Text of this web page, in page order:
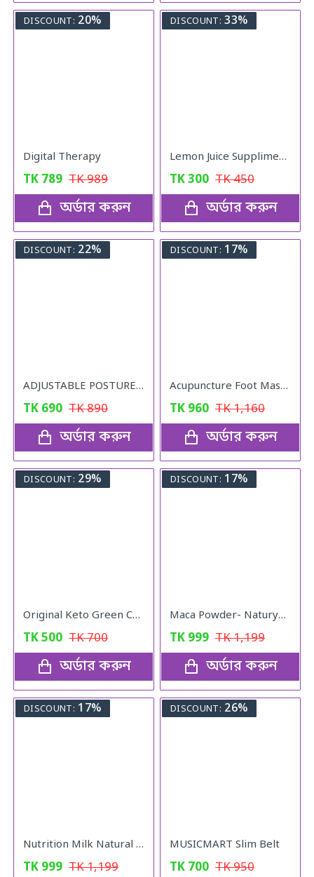
DISCOUNT: 20%
Digital Therapy
TK 789 TK989
অর্ডার করুন
DISCOUNT: 33%
Lemon Juice Suppliment Weight Loss Lemon Juice 120g
TK300 TK450
অর্ডার করুন
DISCOUNT: 22%
ADJUSTABLE POSTURE Back Support Belt (UNISEX)
TK 690 TK890
অর্ডার করুন
DISCOUNT: 17%
Acupuncture Foot Massager
TK 960 TK1,160
অর্ডার করুন
DISCOUNT: 29%
Original Keto Green Coffee weight loss
TK500 TK700
অর্ডার করুন
DISCOUNT: 17%
Maca Powder- Naturya Organic
TK 999 TK1,199
অর্ডার করুন
DISCOUNT: 17%
Nutrition Milk Natural Weight Gain Formula
TK 999 TK1,199
DISCOUNT: 26%
MUSICMART Slim Belt
TK 700 TK950